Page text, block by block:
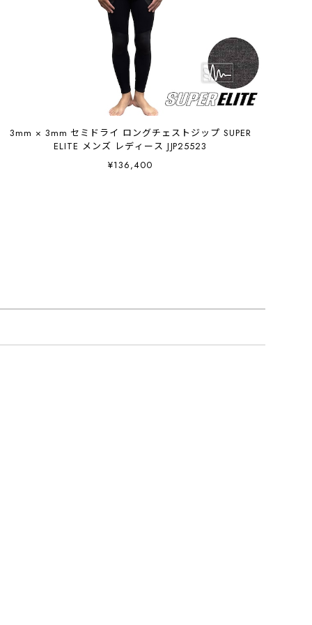
3mm × 3mm セミドライ ロングチェストジップ SUPER
ELITE メンズ レディース JJP25523
¥136,400